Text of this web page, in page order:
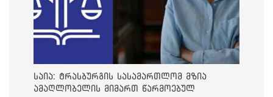
საია: ტრასბურგის სასამართლომ მზია
ამაღლობელის მიმართ წარმოებულ